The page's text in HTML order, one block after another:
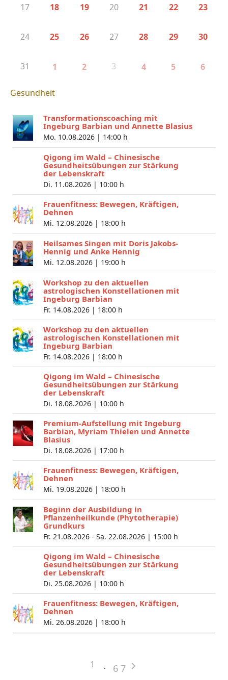
17 18 19 20 21 22 23
24 25 26 27 28 29 30
31 1 2 3 4 5 6
Gesundheit
Transformationscoaching mit
Ingeburg Barbian und Annette Blasius
Mo. 10.08.2026 | 14:00 h
Qigong im Wald – Chinesische
Gesundheitsübungen zur Stärkung
der Lebenskraft
Di. 11.08.2026 | 10:00 h
Frauenfitness: Bewegen, Kräftigen,
Dehnen
Mi. 12.08.2026 | 18:00 h
Heilsames Singen mit Doris Jakobs-
Hennig und Anke Hennig
Mi. 12.08.2026 | 19:00 h
Workshop zu den aktuellen
astrologischen Konstellationen mit
Ingeburg Barbian
Fr. 14.08.2026 | 18:00 h
Workshop zu den aktuellen
astrologischen Konstellationen mit
Ingeburg Barbian
Fr. 14.08.2026 | 18:00 h
Qigong im Wald – Chinesische
Gesundheitsübungen zur Stärkung
der Lebenskraft
Di. 18.08.2026 | 10:00 h
Premium-Aufstellung mit Ingeburg
Barbian, Myriam Thielen und Annette
Blasius
Di. 18.08.2026 | 17:00 h
Frauenfitness: Bewegen, Kräftigen,
Dehnen
Mi. 19.08.2026 | 18:00 h
Beginn der Ausbildung in
Pflanzenheilkunde (Phytotherapie)
Grundkurs
Fr. 21.08.2026 - Sa. 22.08.2026 | 15:00 h
Qigong im Wald – Chinesische
Gesundheitsübungen zur Stärkung
der Lebenskraft
Di. 25.08.2026 | 10:00 h
Frauenfitness: Bewegen, Kräftigen,
Dehnen
Mi. 26.08.2026 | 18:00 h
1 6 7